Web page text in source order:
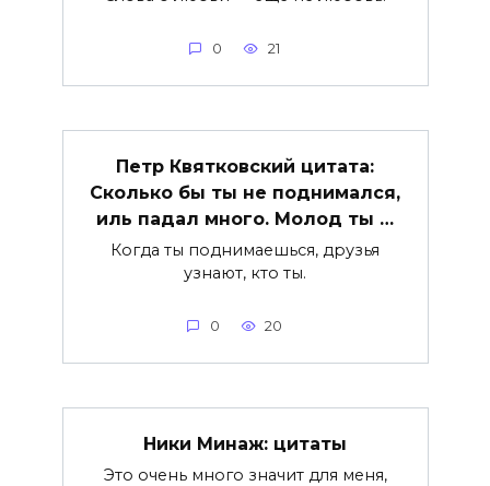
0 21
Петр Квятковский цитата:
Сколько бы ты не поднимался,
иль падал много. Молод ты …
Когда ты поднимаешься, друзья
узнают, кто ты.
0 20
Ники Минаж: цитаты
Это очень много значит для меня,